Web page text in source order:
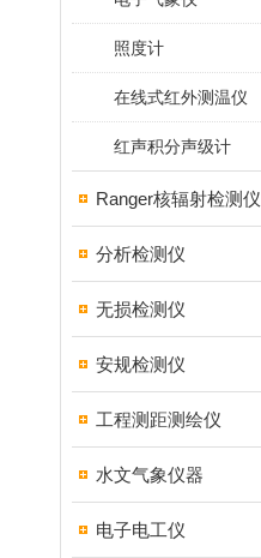
照度计
在线式红外测温仪
红声积分声级计
Ranger核辐射检测仪
分析检测仪
无损检测仪
安规检测仪
工程测距测绘仪
水文气象仪器
电子电工仪